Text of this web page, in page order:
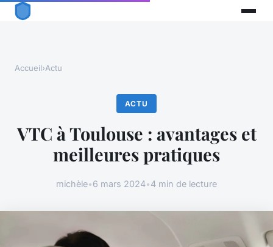
Accueil›Actu
ACTU
VTC à Toulouse : avantages et
meilleures pratiques
michèle•6 mars 2024•4 min de lecture